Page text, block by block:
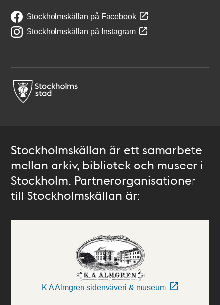
Stockholmskällan på Facebook
Stockholmskällan på Instagram
Stockholmskällan är ett samarbete
mellan arkiv, bibliotek och museer i
Stockholm. Partnerorganisationer
till Stockholmskällan är:
K A Almgren sidenväveri & museum